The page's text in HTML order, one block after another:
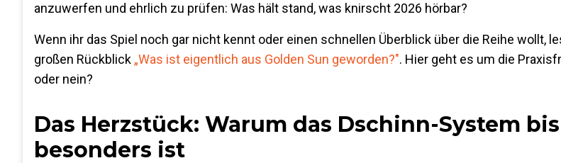
anzuwerfen und ehrlich zu prüfen: Was hält stand, was knirscht 2026 hörbar?
Wenn ihr das Spiel noch gar nicht kennt oder einen schnellen Überblick über die Reihe wollt,
großen Rückblick „Was ist eigentlich aus Golden Sun geworden?". Hier geht es um die
oder nein?
Das Herzstück: Warum das Dschinn-System
besonders ist